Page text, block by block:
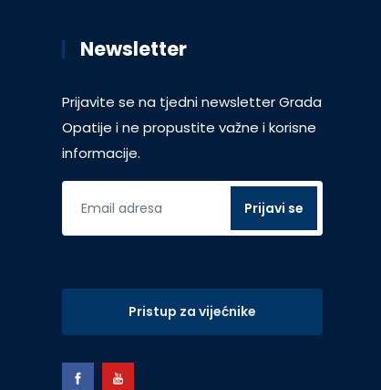
Newsletter
Prijavite se na tjedni newsletter Grada
Opatije i ne propustite važne i korisne
informacije.
Pristup za vijećnike